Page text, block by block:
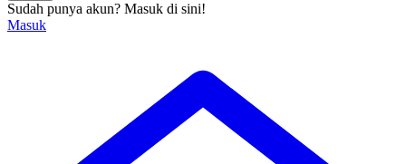
Sudah punya akun? Masuk di sini!
Masuk